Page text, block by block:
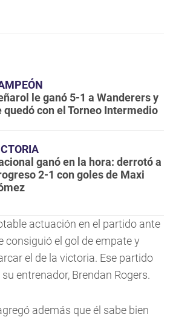
le ganó 5-1 a Wanderers y
quedó con el Torneo Intermedio
ganó en la hora: derrotó a
2-1 con goles de Maxi
actuación en el partido ante
consiguió el gol de empate y
el de la victoria. Ese partido
entrenador, Brendan Rogers.
además que él sabe bien